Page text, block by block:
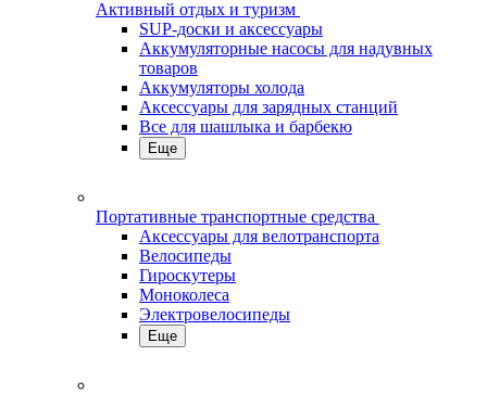
Активный отдых и туризм
SUP-доски и аксессуары
Аккумуляторные насосы для надувных
товаров
Аккумуляторы холода
Аксессуары для зарядных станций
Все для шашлыка и барбекю
Еще
Портативные транспортные средства
Аксессуары для велотранспорта
Велосипеды
Гироскутеры
Моноколеса
Электровелосипеды
Еще